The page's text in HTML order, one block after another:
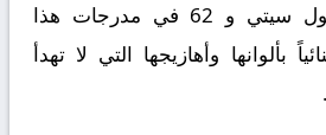
تخلق جماهير بريستول سيتي و 62 في مدرجات هذا
بألوانها وأهازيجها التي لا تهدأ